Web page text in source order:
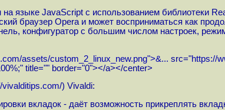
на языке JavaScript с использованием библиотеки
браузер Opera и может восприниматься как
конфигуратор с большим числом настроек,
assets/custom_2_linux_new.png">&... src="https://
title="" border="0"></a></center>
vivalditips.com/) Vivaldi:
вкладок - даёт возможность прикреплять